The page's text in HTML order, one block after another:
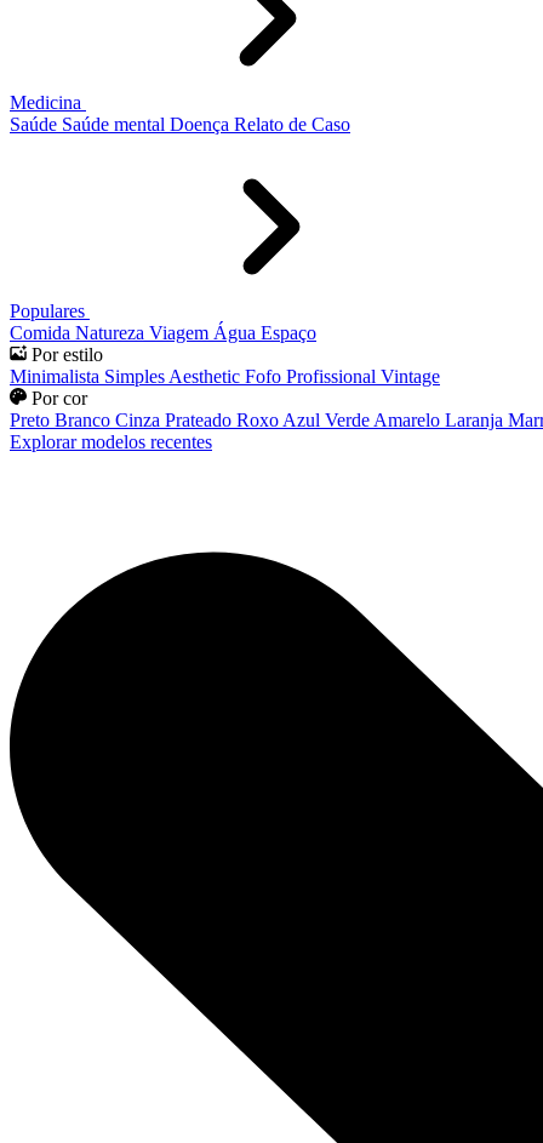
Medicina
Saúde Saúde mental Doença Relato de Caso
Populares
Comida Natureza Viagem Água Espaço
Por estilo
Minimalista Simples Aesthetic Fofo Profissional Vintage
Por cor
Preto Branco Cinza Prateado Roxo Azul Verde Amarelo Laranja
Explorar modelos recentes